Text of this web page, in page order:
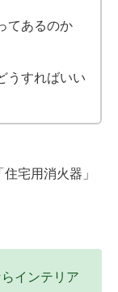
てあるのか
うすればいい
宅用消火器」
インテリア